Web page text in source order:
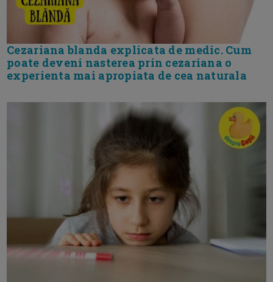
Cezariana blanda explicata de medic. Cum
poate deveni nasterea prin cezariana o
experienta mai apropiata de cea naturala